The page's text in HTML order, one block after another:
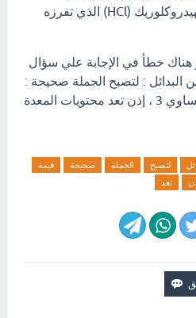
أساسي إلى وجود حمض الهيدروكلوريك (HCl) الذي تفرزه
هناك خطأ في الإجابة علي سؤال
البدائل : لتصبح الجملة صحيحة :
قيمة pH محتويات المعدة تساوي 3 ، إذن تعد محتويات المعدة
لتصبح الجملة صحيحة
قيمة
تعد